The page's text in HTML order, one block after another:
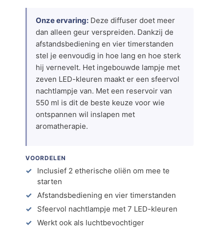
Onze ervaring: Deze diffuser doet meer
dan alleen geur verspreiden. Dankzij de
afstandsbediening en vier timerstanden
stel je eenvoudig in hoe lang en hoe sterk
hij vernevelt. Het ingebouwde lampje met
zeven LED-kleuren maakt er een sfeervol
nachtlampje van. Met een reservoir van
550 ml is dit de beste keuze voor wie
ontspannen wil inslapen met
aromatherapie.
VOORDELEN
Inclusief 2 etherische oliën om mee te
starten
Afstandsbediening en vier timerstanden
Sfeervol nachtlampje met 7 LED-kleuren
Werkt ook als luchtbevochtiger